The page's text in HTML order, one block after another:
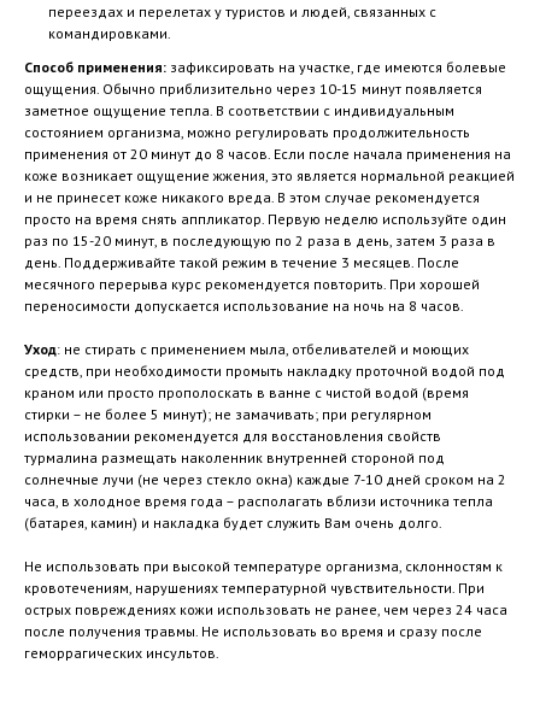
переездах и перелетах у туристов и людей, связанных с
командировками.
Способ применения: зафиксировать на участке, где имеются болевые
ощущения. Обычно приблизительно через 10-15 минут появляется
заметное ощущение тепла. В соответствии с индивидуальным
состоянием организма, можно регулировать продолжительность
применения от 20 минут до 8 часов. Если после начала применения на
коже возникает ощущение жжения, это является нормальной реакцией
и не принесет коже никакого вреда. В этом случае рекомендуется
просто на время снять аппликатор. Первую неделю используйте один
раз по 15-20 минут, в последующую по 2 раза в день, затем 3 раза в
день. Поддерживайте такой режим в течение 3 месяцев. После
месячного перерыва курс рекомендуется повторить. При хорошей
переносимости допускается использование на ночь на 8 часов.
Уход: не стирать с применением мыла, отбеливателей и моющих
средств, при необходимости промыть накладку проточной водой под
краном или просто прополоскать в ванне с чистой водой (время
стирки – не более 5 минут); не замачивать; при регулярном
использовании рекомендуется для восстановления свойств
турмалина размещать наколенник внутренней стороной под
солнечные лучи (не через стекло окна) каждые 7-10 дней сроком на 2
часа, в холодное время года – располагать вблизи источника тепла
(батарея, камин) и накладка будет служить Вам очень долго.
Не использовать при высокой температуре организма, склонностям к
кровотечениям, нарушениях температурной чувствительности. При
острых повреждениях кожи использовать не ранее, чем через 24 часа
после получения травмы. Не использовать во время и сразу после
геморрагических инсультов.